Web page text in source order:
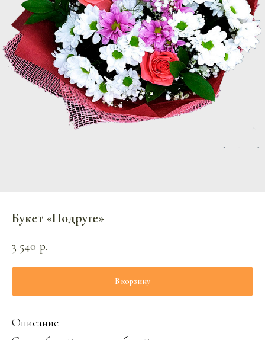
Букет «Подруге»
3 540 р.
В корзину
Описание